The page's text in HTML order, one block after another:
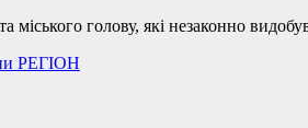
голову, які незаконно
РЕГІОН